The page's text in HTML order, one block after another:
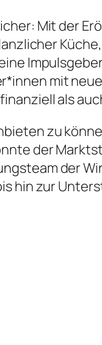
Mit der
mit
als
zu
der
der
hin zur